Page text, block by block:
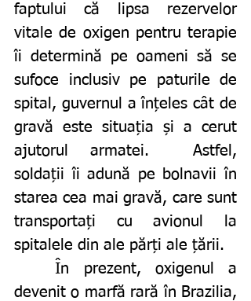
faptului că lipsa rezervelor
vitale de oxigen pentru terapie
îi determină pe oameni să se
sufoce inclusiv pe paturile de
spital, guvernul a înțeles cât de
gravă este situația și a cerut
ajutorul armatei.  Astfel,
soldații îi adună pe bolnavii în
starea cea mai gravă, care sunt
transportați cu avionul la
spitalele din ale părți ale țării.
	În prezent, oxigenul a
devenit o marfă rară în Brazilia,